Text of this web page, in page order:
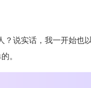
说实话，我一开始也
。